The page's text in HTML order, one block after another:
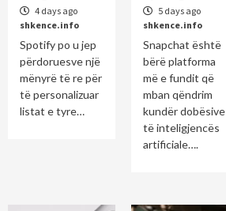
4 days ago
shkence.info
Spotify po u jep
përdoruesve një
mënyrë të re për
të personalizuar
listat e tyre…
5 days ago
shkence.info
Snapchat është
bërë platforma
më e fundit që
mban qëndrim
kundër dobësive
të inteligjencës
artificiale….